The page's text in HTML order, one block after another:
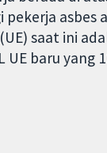
pekerja asbes
saat ini
baru yang